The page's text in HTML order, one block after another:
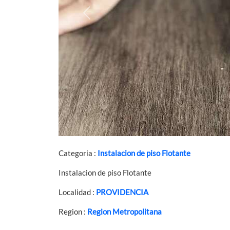
Previous
Categoria : Instalacion de piso Flotante
Instalacion de piso Flotante
Localidad : PROVIDENCIA
Region : Region Metropolitana